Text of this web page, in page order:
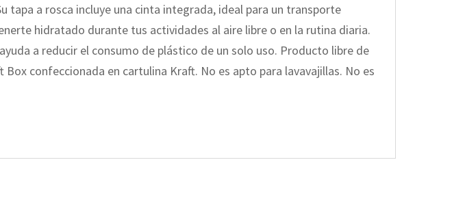
a rosca incluye una cinta integrada, ideal para un transporte
hidratado durante tus actividades al aire libre o en la rutina diaria.
a reducir el consumo de plástico de un solo uso. Producto libre de
confeccionada en cartulina Kraft. No es apto para lavavajillas. No es